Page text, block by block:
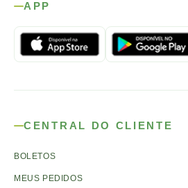
APP
CENTRAL DO CLIENTE
BOLETOS
MEUS PEDIDOS